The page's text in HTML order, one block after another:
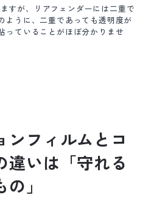
すが、リアフェンダーには二重で
ように、二重であっても透明度が
っていることがほぼ分かりませ
ン フ ィ ルム と コ
違いは 「守れる
の 」